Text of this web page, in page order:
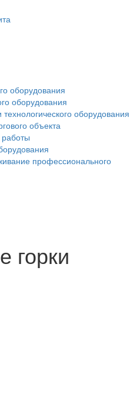
оборудования
оборудования
оборудования
объекта
профессионального
горки